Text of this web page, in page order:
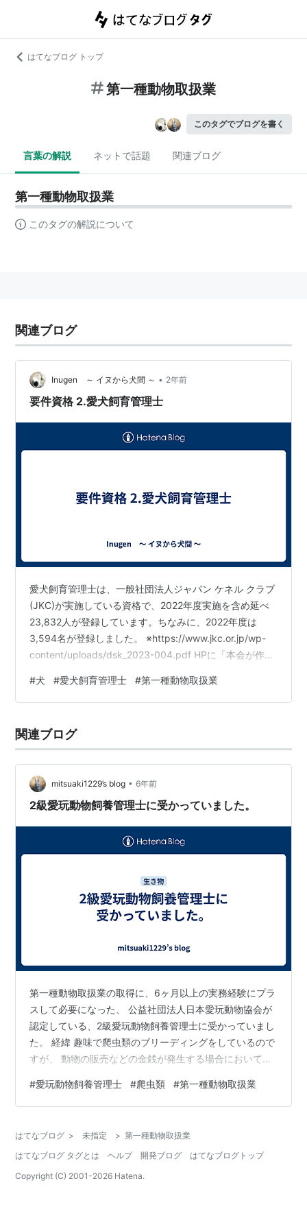
はてなブログ トップ
第一種動物取扱業
このタグでブログを書く
言葉の解説 ネットで話題 関連ブログ
第一種動物取扱業
このタグの解説について
関連ブログ
Inugen ～ イヌから犬間 ～ • 2年前
要件資格 2.愛犬飼育管理士
愛犬飼育管理士は、一般社団法人ジャパン ケネル クラブ
(JKC)が実施している資格で、2022年度実施を含め延べ
23,832人が登録しています。ちなみに、2022年度は
3,594名が登録しました。 ※https://www.jkc.or.jp/wp-
content/uploads/dsk_2023-004.pdf HPに「本会が作成
て同日に行う筆記試験に合格した方のみに付与されま
す。」とあるように、1日で講習会を受け、試験に合格す
ています。全国で主要都市で開催されているため、日程
が合えば短…
#犬 #愛犬飼育管理士 #第一種動物取扱業
関連ブログ
mitsuaki1229’s blog • 6年前
2級愛玩動物飼養管理士に受かっていました。
第一種動物取扱業の取得に、6ヶ月以上の実務経験にプラ
スして必要になった、 公益社団法人日本愛玩動物協会が
認定している、2級愛玩動物飼養管理士に受かっていまし
た。 経緯 趣味で爬虫類のブリーディングをしているので
すが、 動物の販売などの金銭が発生する場合において、
が必要になります。 昔、まだ爬虫類が通販出来てた頃、
インターネット販売を主とした、ペットショップもどき
た、取扱業自体は持っているのですが、 去年、2020年6
月1日施行の改正動物愛護管理法により、動物取扱責任者
の取得要件に、実務経験以…
#愛玩動物飼養管理士 #爬虫類 #第一種動物取扱業
はてなブログ > 未指定 > 第一種動物取扱業
はてなブログ タグとは
ヘルプ 開発ブログ
はてなブログトップ
Copyright (C) 2001-2026 Hatena.